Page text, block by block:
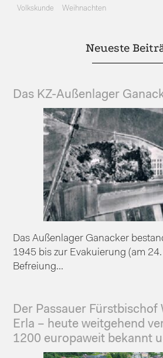
Volkskunde Weihnachten
Neueste
Das KZ-Außenlager
Das Außenlager Ganacker
1945 bis zur Evakuierung (am
Befreiung...
Der Passauer Fürstbischof
Erla – heute weitgehend
1200 europaweit bekannt